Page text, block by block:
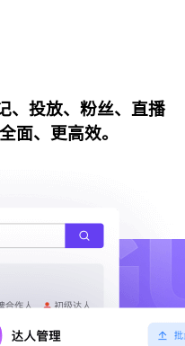
、投放、粉丝、直播
面、更高效。